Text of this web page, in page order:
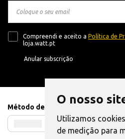
O nosso
Utilizamos
de medição para
Compreendi e aceito a Política de
loja.watt.pt
Anular subscrição
Método de Pagamento